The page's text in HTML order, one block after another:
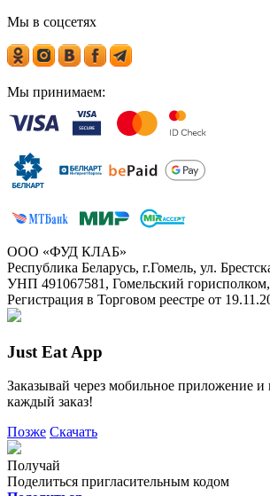
Мы в соцсетях
Мы принимаем:
ООО «ФУД КЛАБ»
Республика Беларусь, г.Гомель, ул.
УНП 491067581, Гомельский горисполком,
Регистрация в Торговом реестре от
Just Eat App
Заказывай через мобильное приложение и
каждый заказ!
Позже Скачать
Получай
Поделиться пригласительным кодом